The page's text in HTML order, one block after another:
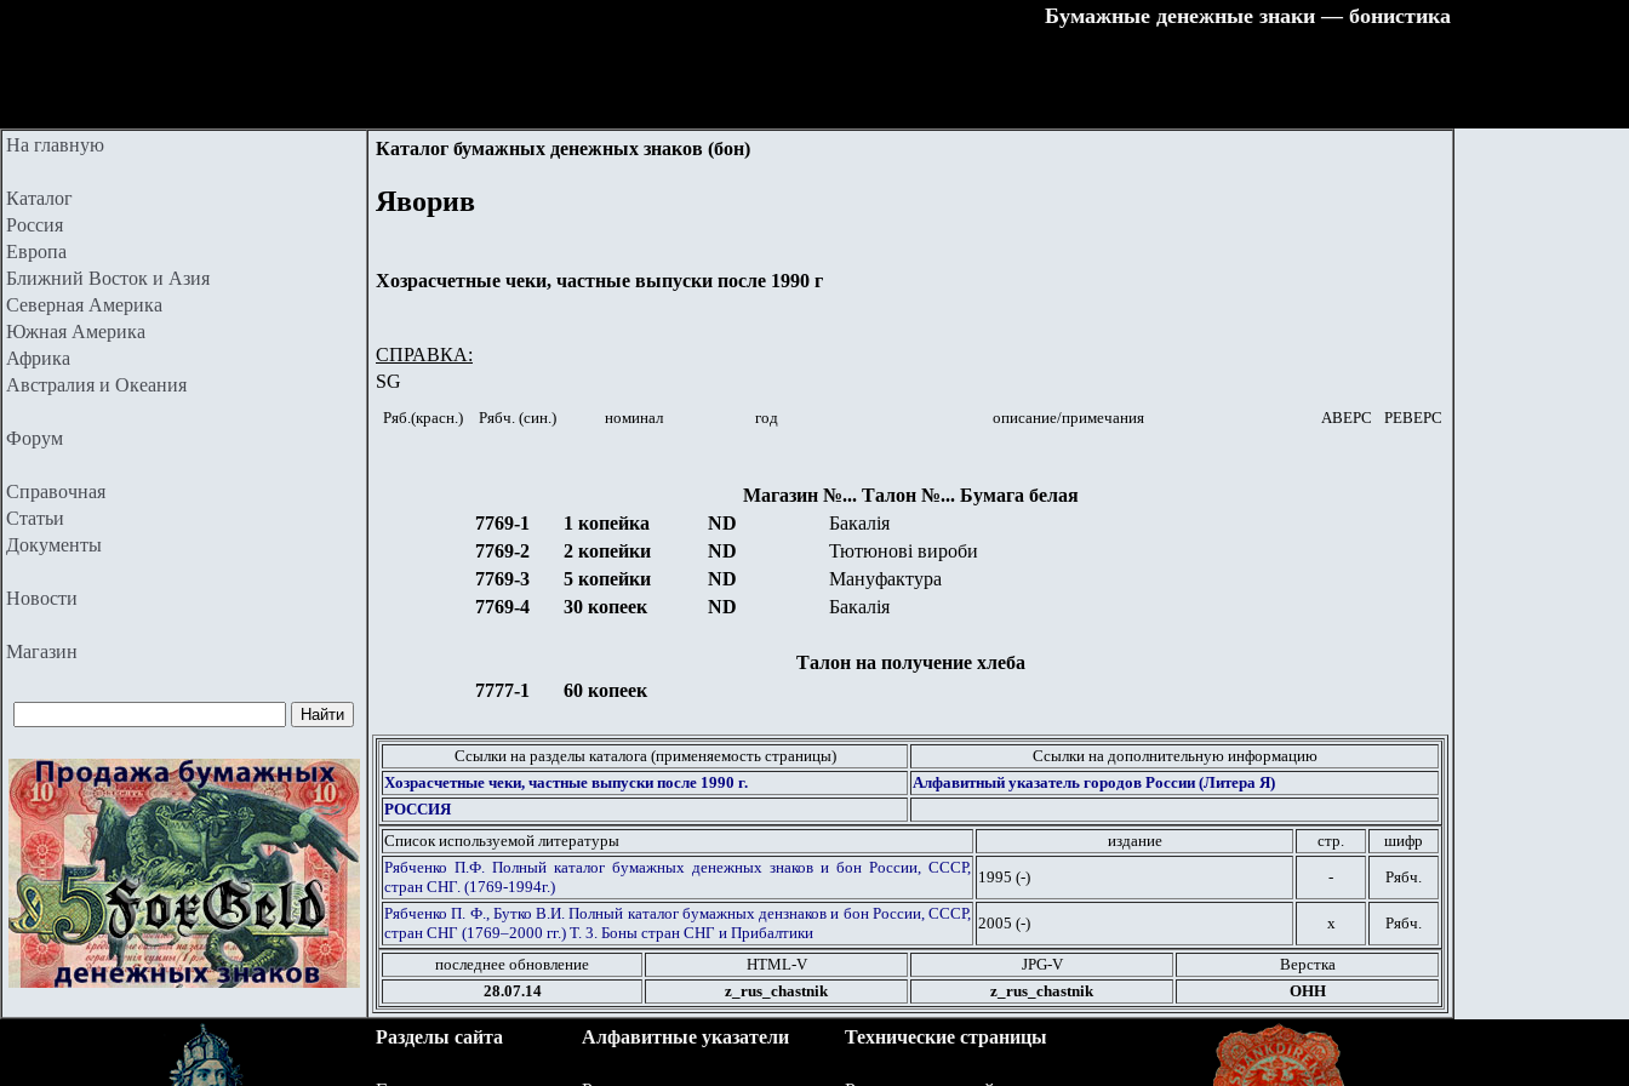
Бумажные денежные знаки — бонистика
На главную
Каталог
Россия
Европа
Ближний Восток и Азия
Северная Америка
Южная Америка
Африка
Австралия и Океания
Форум
Справочная
Статьи
Документы
Новости
Магазин
Каталог бумажных денежных знаков (бон)
Яворив
Хозрасчетные чеки, частные выпуски после 1990 г
СПРАВКА:
SG
Ряб.(красн.) Рябч. (син.) номинал год описание/примечания АВЕРС РЕВЕРС
Магазин №... Талон №... Бумага белая
7769-1
1 копейка ND Бакалiя
7769-2
2 копейки ND Тютюновi вироби
7769-3
5 копейки ND
Мануфактура
7769-4
30 копеек ND Бакалiя
Талон на получение хлеба
7777-1
60 копеек
Ссылки на разделы каталога (применяемость страницы)
Ссылки на дополнительную информацию
Хозрасчетные чеки, частные выпуски после 1990 г.
Алфавитный указатель городов России (Литера Я)
РОССИЯ
Список используемой литературы
издание стр.
шифр
Рябченко П.Ф. Полный каталог бумажных денежных знаков и бон России, СССР,
стран СНГ. (1769-1994г.)
1995 (-) -
Рябч.
Рябченко П. Ф., Бутко В.И. Полный каталог бумажных дензнаков и бон России, СССР,
стран СНГ (1769–2000 гг.) Т. 3. Боны стран СНГ и Прибалтики
2005 (-) х Рябч.
последнее обновление HTML-V JPG-V
Верстка
28.07.14
z_rus_chastnik z_rus_chastnik ОНН
Разделы сайта Алфавитные указатели Технические страницы